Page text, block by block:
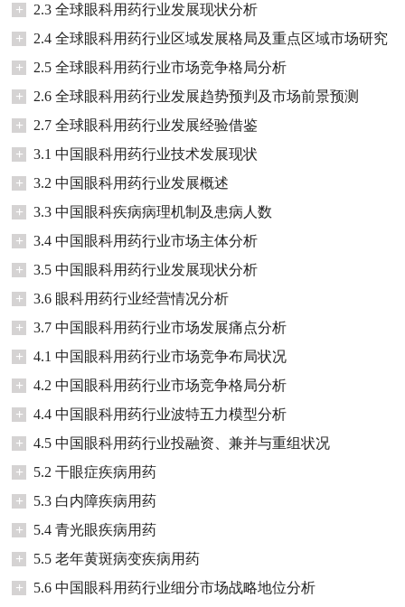
+
2.3 全球眼科用药行业发展现状分析
+
2.4 全球眼科用药行业区域发展格局及重点区域市场研究
+
2.5 全球眼科用药行业市场竞争格局分析
+
2.6 全球眼科用药行业发展趋势预判及市场前景预测
+
2.7 全球眼科用药行业发展经验借鉴
+
3.1 中国眼科用药行业技术发展现状
+
3.2 中国眼科用药行业发展概述
+
3.3 中国眼科疾病病理机制及患病人数
+
3.4 中国眼科用药行业市场主体分析
+
3.5 中国眼科用药行业发展现状分析
+
3.6 眼科用药行业经营情况分析
+
3.7 中国眼科用药行业市场发展痛点分析
+
4.1 中国眼科用药行业市场竞争布局状况
+
4.2 中国眼科用药行业市场竞争格局分析
+
4.4 中国眼科用药行业波特五力模型分析
+
4.5 中国眼科用药行业投融资、兼并与重组状况
+
5.2 干眼症疾病用药
+
5.3 白内障疾病用药
+
5.4 青光眼疾病用药
+
5.5 老年黄斑病变疾病用药
+
5.6 中国眼科用药行业细分市场战略地位分析